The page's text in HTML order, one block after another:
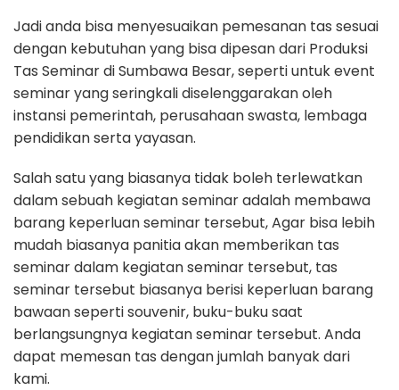
Jadi anda bisa menyesuaikan pemesanan tas sesuai
dengan kebutuhan yang bisa dipesan dari Produksi
Tas Seminar di Sumbawa Besar, seperti untuk event
seminar yang seringkali diselenggarakan oleh
instansi pemerintah, perusahaan swasta, lembaga
pendidikan serta yayasan.
Salah satu yang biasanya tidak boleh terlewatkan
dalam sebuah kegiatan seminar adalah membawa
barang keperluan seminar tersebut, Agar bisa lebih
mudah biasanya panitia akan memberikan tas
seminar dalam kegiatan seminar tersebut, tas
seminar tersebut biasanya berisi keperluan barang
bawaan seperti souvenir, buku-buku saat
berlangsungnya kegiatan seminar tersebut. Anda
dapat memesan tas dengan jumlah banyak dari
kami.